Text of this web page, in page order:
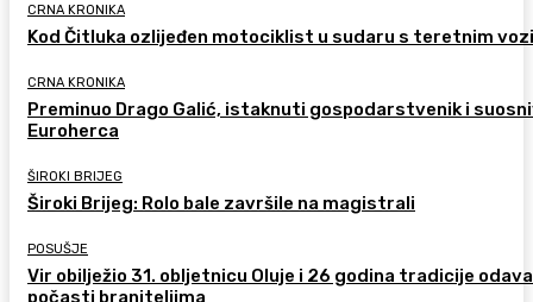
CRNA KRONIKA
Kod Čitluka ozlijeđen motociklist u sudaru s teretnim
CRNA KRONIKA
Preminuo Drago Galić, istaknuti gospodarstvenik i
Euroherca
ŠIROKI BRIJEG
Široki Brijeg: Rolo bale završile na magistrali
POSUŠJE
Vir obilježio 31. obljetnicu Oluje i 26 godina tradicije
počasti braniteljima